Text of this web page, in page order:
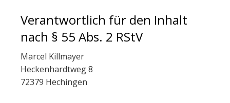
Verantwortlich für den Inhalt
nach § 55 Abs. 2 RStV
Marcel Killmayer
Heckenhardtweg 8
72379 Hechingen